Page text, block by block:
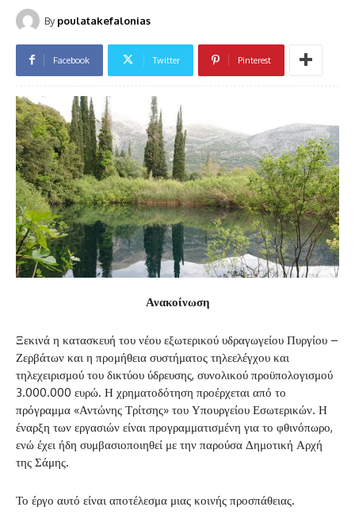
By poulatakefalonias
Facebook Twitter Pinterest
Ανακοίνωση
Ξεκινά η κατασκευή του νέου εξωτερικού υδραγωγείου Πυργίου –
Ζερβάτων και η προμήθεια συστήματος τηλεελέγχου και
τηλεχειρισμού του δικτύου ύδρευσης, συνολικού προϋπολογισμού
3.000.000 ευρώ. Η χρηματοδότηση προέρχεται από το
πρόγραμμα «Αντώνης Τρίτσης» του Υπουργείου Εσωτερικών. Η
έναρξη των εργασιών είναι προγραμματισμένη για το φθινόπωρο,
ενώ έχει ήδη συμβασιοποιηθεί με την παρούσα Δημοτική Αρχή
της Σάμης.
Το έργο αυτό είναι αποτέλεσμα μιας κοινής προσπάθειας.